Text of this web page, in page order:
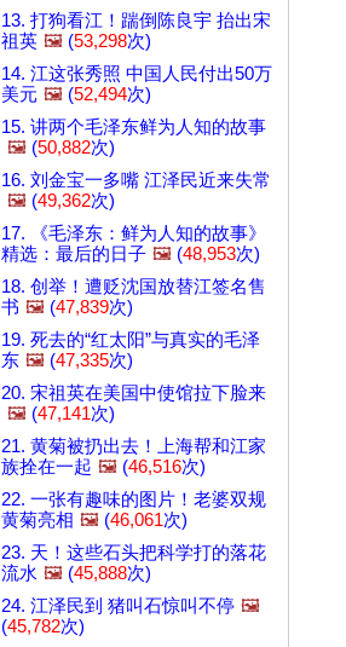
13. 打狗看江！踹倒陈良宇 抬出宋
祖英 🖼️ (53,298次)
14. 江这张秀照 中国人民付出50万
美元 🖼️ (52,494次)
15. 讲两个毛泽东鲜为人知的故事
🖼️ (50,882次)
16. 刘金宝一多嘴 江泽民近来失常
🖼️ (49,362次)
17. 《毛泽东：鲜为人知的故事》
精选：最后的日子 🖼️ (48,953次)
18. 创举！遭贬沈国放替江签名售
书 🖼️ (47,839次)
19. 死去的“红太阳”与真实的毛泽
东 🖼️ (47,335次)
20. 宋祖英在美国中使馆拉下脸来
🖼️ (47,141次)
21. 黄菊被扔出去！上海帮和江家
族拴在一起 🖼️ (46,516次)
22. 一张有趣味的图片！老婆双规
黄菊亮相 🖼️ (46,061次)
23. 天！这些石头把科学打的落花
流水 🖼️ (45,888次)
24. 江泽民到 猪叫石惊叫不停 🖼️
(45,782次)